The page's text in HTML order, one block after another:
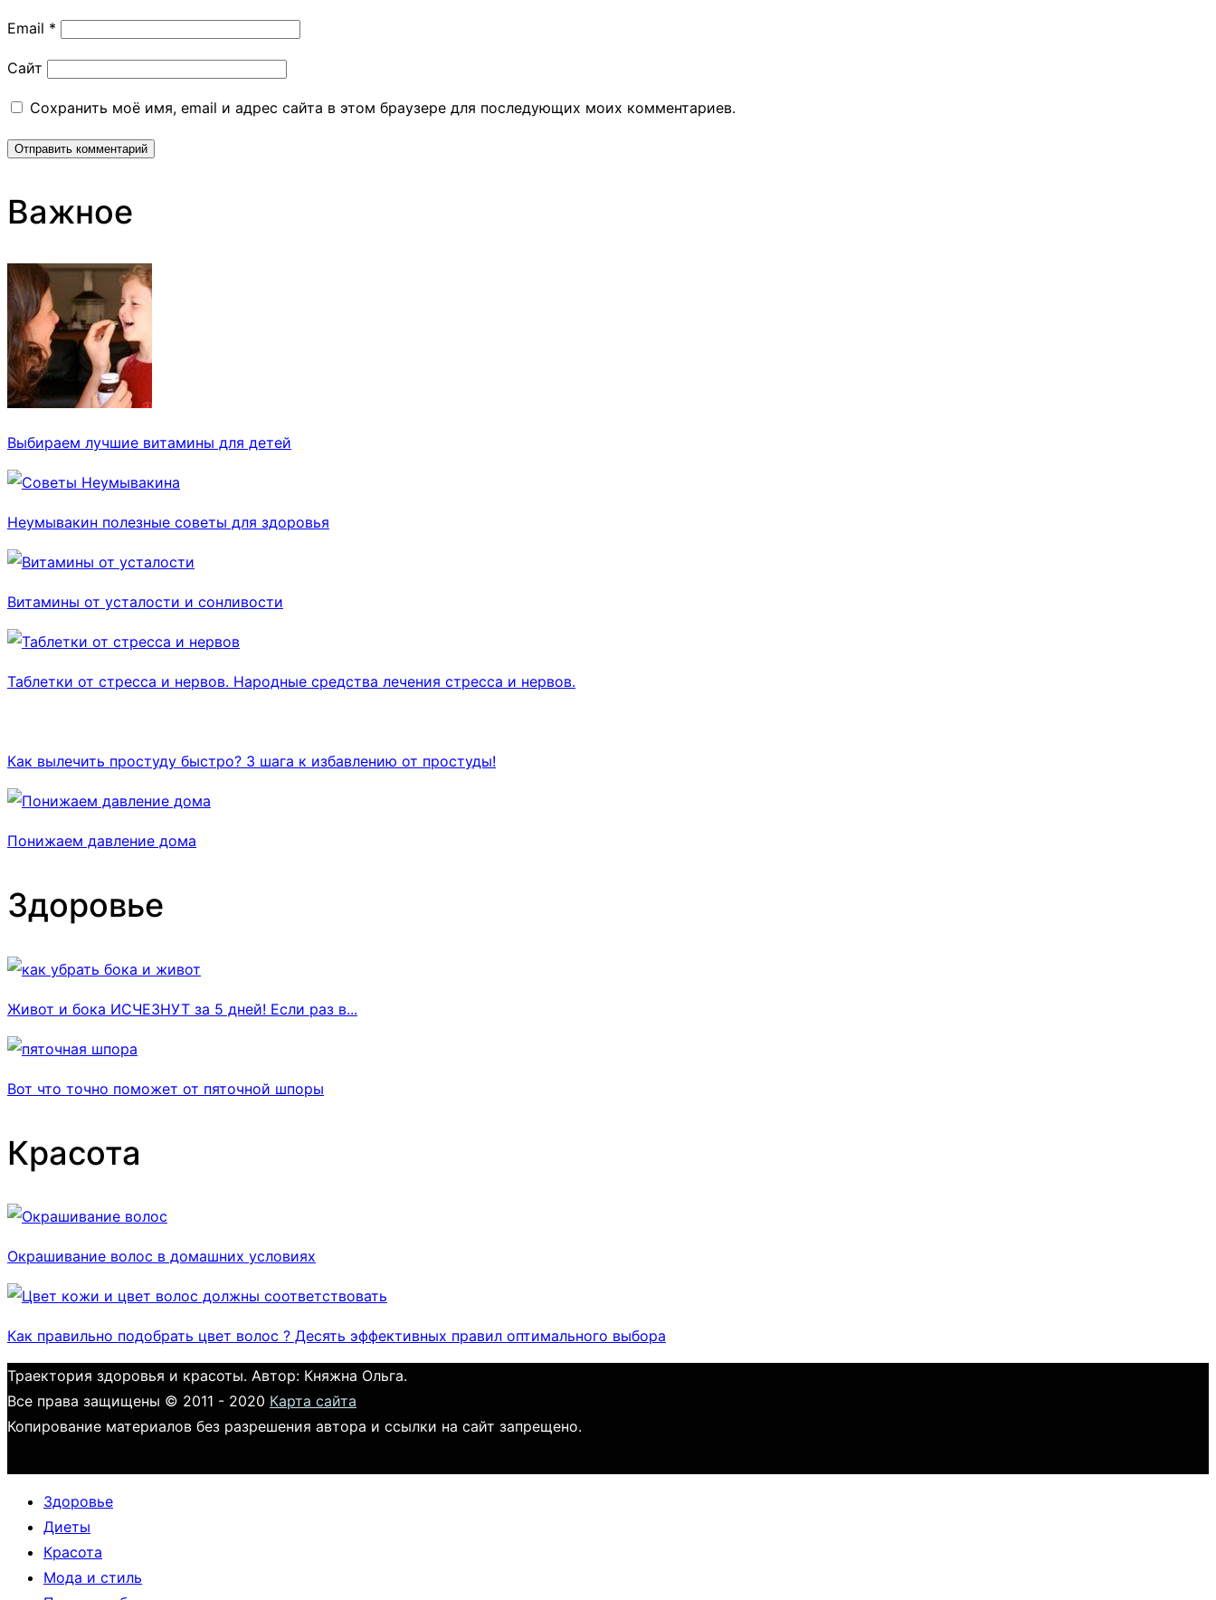
Email *
Сайт
Сохранить моё имя, email и адрес сайта в этом браузере для последующих моих комментариев.
Важное
Выбираем лучшие витамины для детей
Неумывакин полезные советы для здоровья
Витамины от усталости и сонливости
Таблетки от стресса и нервов. Народные средства лечения стресса и нервов.
Как вылечить простуду быстро? 3 шага к избавлению от простуды!
Понижаем давление дома
Здоровье
Живот и бока ИСЧЕЗНУТ за 5 дней! Если раз в...
Вот что точно поможет от пяточной шпоры
Красота
Окрашивание волос в домашних условиях
Как правильно подобрать цвет волос ? Десять эффективных правил оптимального выбора
Траектория здоровья и красоты. Автор: Княжна Ольга.
Все права защищены © 2011 - 2020 Карта сайта
Копирование материалов без разрешения автора и ссылки на сайт запрещено.
Здоровье
Диеты
Красота
Мода и стиль